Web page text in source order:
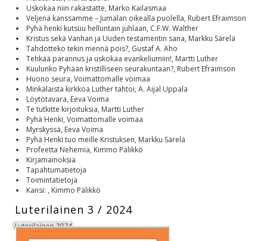
Uskokaa niin rakastatte, Marko Kailasmaa
Veljenä kanssamme – Jumalan oikealla puolella, Rubert Efraimson
Pyhä henki kutsuu helluntain juhlaan, C.F.W. Walther
Kristus sekä Vanhan ja Uuden testamentin sana, Markku Särelä
Tahdotteko tekin mennä pois?, Gustaf A. Aho
Tehkää parannus ja uskokaa evankeliumiin!, Martti Luther
Kuulunko Pyhään kristilliseen seurakuntaan?, Rubert Efraimson
Huono seura, Voimattomalle voimaa
Minkälaista kirkkoa Luther tahtoi, A. Aijal Uppala
Löytötavara, Eeva Voima
Te tutkitte kirjoituksia, Martti Luther
Pyhä Henki, Voimattomalle voimaa
Myrskyssä, Eeva Voima
Pyhä Henki tuo meille Kristuksen, Markku Särelä
Profeetta Nehemia, Kimmo Pälikkö
Kirjamainoksia
Tapahtumatietoja
Toimintatietoja
Kansi: , Kimmo Pälikkö
Luterilainen 2024
Luterilainen 3 / 2024